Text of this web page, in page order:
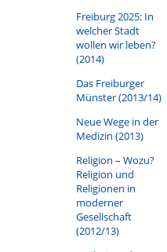
Freiburg 2025: In
welcher Stadt
wollen wir leben?
(2014)
Das Freiburger
Münster (2013/14)
Neue Wege in der
Medizin (2013)
Religion – Wozu?
Religion und
Religionen in
moderner
Gesellschaft
(2012/13)